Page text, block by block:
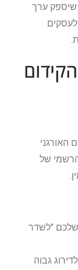
שיספק ערך
האורגני
של
שלכם "לשדר
גבוה